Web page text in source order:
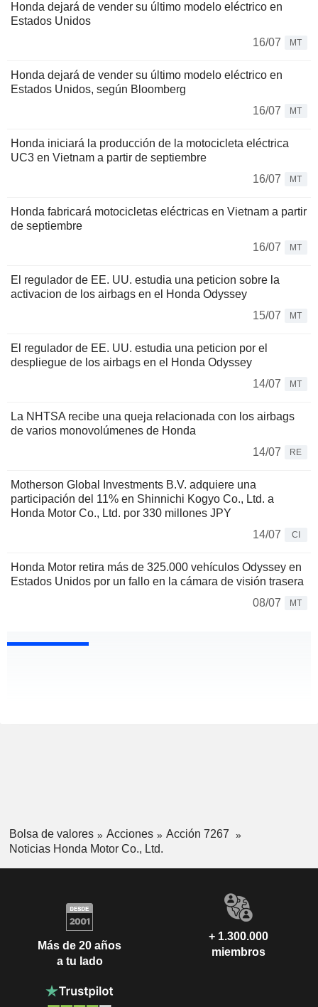
Honda dejará de vender su último modelo eléctrico en
Estados Unidos
16/07
MT
Honda dejará de vender su último modelo eléctrico en
Estados Unidos, según Bloomberg
16/07
MT
Honda iniciará la producción de la motocicleta eléctrica
UC3 en Vietnam a partir de septiembre
16/07
MT
Honda fabricará motocicletas eléctricas en Vietnam a partir
de septiembre
16/07
MT
El regulador de EE. UU. estudia una peticion sobre la
activacion de los airbags en el Honda Odyssey
15/07
MT
El regulador de EE. UU. estudia una peticion por el
despliegue de los airbags en el Honda Odyssey
14/07
MT
La NHTSA recibe una queja relacionada con los airbags
de varios monovolúmenes de Honda
14/07
RE
Motherson Global Investments B.V. adquiere una
participación del 11% en Shinnichi Kogyo Co., Ltd. a
Honda Motor Co., Ltd. por 330 millones JPY
14/07
CI
Honda Motor retira más de 325.000 vehículos Odyssey en
Estados Unidos por un fallo en la cámara de visión trasera
08/07
MT
Bolsa de valores Acciones
Acción 7267
Noticias Honda Motor Co., Ltd.
Más de 20 años
a tu lado
+ 1.300.000
miembros